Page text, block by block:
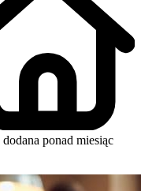
dodana ponad miesiąc